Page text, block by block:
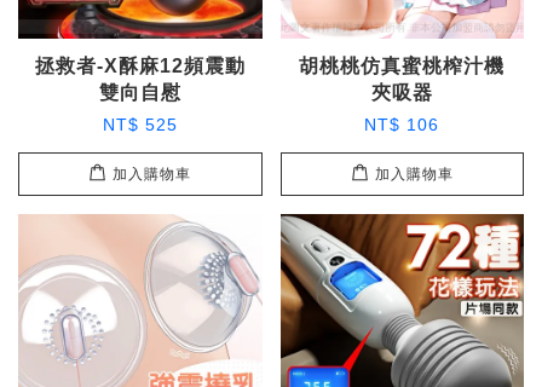
拯救者-X酥麻12頻震動
雙向自慰
NT$ 525
加入購物車
胡桃桃仿真蜜桃榨汁機
夾吸器
NT$ 106
加入購物車